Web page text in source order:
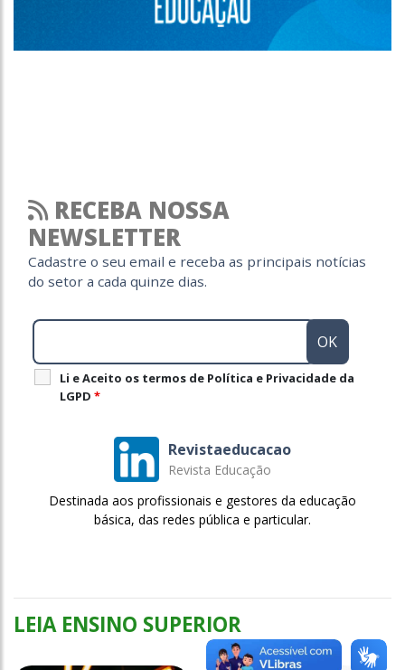
RECEBA NOSSA
NEWSLETTER
Cadastre o seu email e receba as principais notícias
do setor a cada quinze dias.
Li e Aceito os termos de Política e Privacidade da
LGPD *
Revistaeducacao
Revista Educação
Destinada aos profissionais e gestores da educação
básica, das redes pública e particular.
LEIA ENSINO SUPERIOR